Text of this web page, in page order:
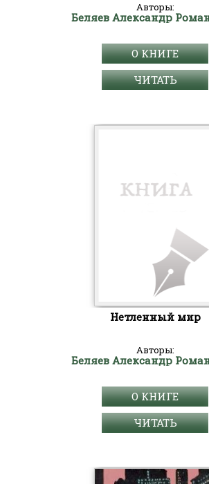
Авторы:
Беляев Александр
О КНИГЕ
ЧИТАТЬ
Нетленный мир
Авторы:
Беляев Александр
О КНИГЕ
ЧИТАТЬ